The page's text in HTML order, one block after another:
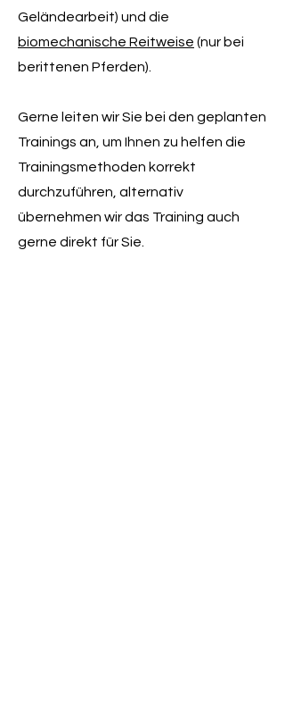
Geländearbeit) und die
biomechanische Reitweise (nur bei
berittenen Pferden).
Gerne leiten wir Sie bei den geplanten
Trainings an, um Ihnen zu helfen die
Trainingsmethoden korrekt
durchzuführen, alternativ
übernehmen wir das Training auch
gerne direkt für Sie.